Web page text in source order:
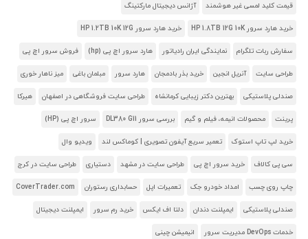
قیمت کلید لمسی غیر هوشمند آژانس دیجیتال مارکتینگ
خرید هارد سرور HP 1.8TB 12G 10K خرید هارد سرور HP 1.2TB 10K 12G
سفارش ربات تلگرام نمایندگی ایران رادیاتور هارد سرور اچ پی (hp) فروش سرور اچ پی
طراحی سایت آنریل انجین خرید بذر بادمجان هارد سرور مبلمان باغی میز ناهار خوری
صندلی پلاستیکی بهترین دکتر زیبایی کرمانشاه طراحی سایت فروشگاهی در اصفهان هیرکا
پرینت محصولات انیمه، فیلم و گیم بررسی سرور DL380 G11 سرور اچ پی (HP)
خرید لپ تاپ استوک تعمیر سریع آیفون تصویری | کوماکس لند ویدیو وال
سی پی کالاف خرید سرور اچ پی طراحی سایت در مشهد دستیاری طراحی سایت در کرج
چاپ روی چسب امداد خودرو جک تعمیرات اپل حسابداری رستوران CoverTrader.com
صندلی پلاستیکی ایمپلنت دندان دلتا اف ایکس خرید رم سرور ایمپلنت دیجیتال
خدمات DevOps مدیریت سرور انیمیشن چینی